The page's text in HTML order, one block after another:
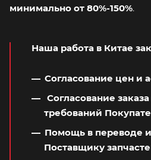
минимально от 80%-150%.
Наша работа в Китае
Согласование цен и
Согласование
требований
Помощь в переводе
Поставщику